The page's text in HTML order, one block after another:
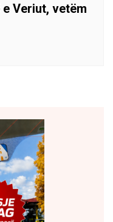
Veriut, vetëm